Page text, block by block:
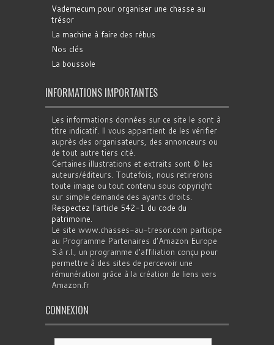
Vademecum pour organiser une chasse au
trésor
La machine à faire des rébus
Nos clés
La boussole
INFORMATIONS IMPORTANTES
Les informations données sur ce site le sont à
titre indicatif. Il vous appartient de les vérifier
auprès des organisateurs, des annonceurs ou
de tout autre tiers cité.
Certaines illustrations et extraits sont © les
auteurs/éditeurs. Toutefois, nous retirerons
toute image ou tout contenu sous copyright
sur simple demande des ayants droits.
Respectez l'article 542-1 du code du
patrimoine.
Le site www.chasses-au-tresor.com participe
au Programme Partenaires d’Amazon Europe
S.à r.l., un programme d’affiliation conçu pour
permettre à des sites de percevoir une
rémunération grâce à la création de liens vers
Amazon.fr
CONNEXION